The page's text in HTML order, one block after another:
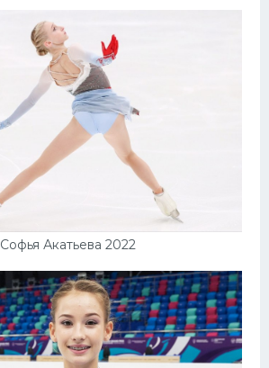
Софья Акатьева 2022